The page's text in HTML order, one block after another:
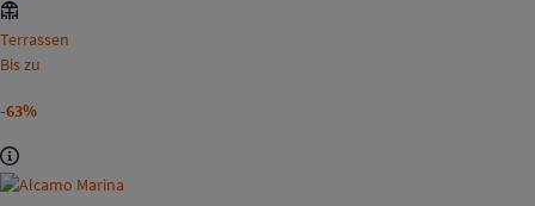
Terrassen
Bis zu
-63%